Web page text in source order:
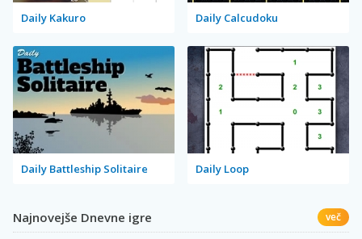
Daily Kakuro Daily Calcudoku
Daily Battleship Solitaire Daily Loop
Najnovejše Dnevne igre več